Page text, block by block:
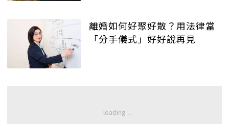
離婚如何好聚好散？用法律當
「分手儀式」好好說再見